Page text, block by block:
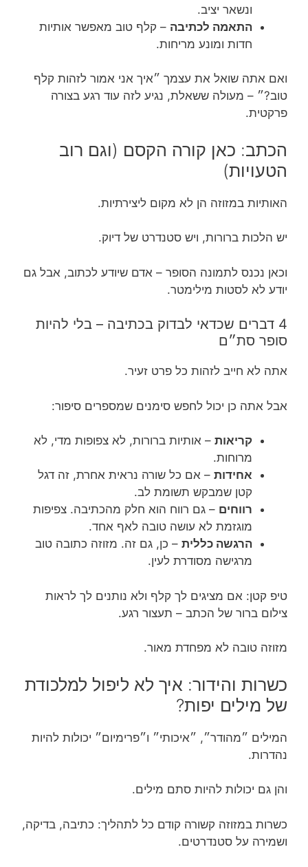
ונשאר יציב.
התאמה לכתיבה – קלף טוב מאפשר אותיות
חדות ומונע מריחות.
ואם אתה שואל את עצמך ״איך אני אמור לזהות קלף
טוב?״ – מעולה ששאלת, נגיע לזה עוד רגע בצורה
פרקטית.
הכתב: כאן קורה הקסם (וגם רוב
הטעויות)
האותיות במזוזה הן לא מקום ליצירתיות.
יש הלכות ברורות, ויש סטנדרט של דיוק.
וכאן נכנס לתמונה הסופר – אדם שיודע לכתוב, אבל גם
יודע לא לסטות מילימטר.
4 דברים שכדאי לבדוק בכתיבה – בלי להיות
סופר סת״ם
אתה לא חייב לזהות כל פרט זעיר.
אבל אתה כן יכול לחפש סימנים שמספרים סיפור:
קריאות – אותיות ברורות, לא צפופות מדי, לא
מרוחות.
אחידות – אם כל שורה נראית אחרת, זה דגל
קטן שמבקש תשומת לב.
רווחים – גם רווח הוא חלק מהכתיבה. צפיפות
מוגזמת לא עושה טובה לאף אחד.
הרגשה כללית – כן, גם זה. מזוזה כתובה טוב
מרגישה מסודרת לעין.
טיפ קטן: אם מציגים לך קלף ולא נותנים לך לראות
צילום ברור של הכתב – תעצור רגע.
מזוזה טובה לא מפחדת מאור.
כשרות והידור: איך לא ליפול למלכודת
של מילים יפות?
המילים ״מהודר״, ״איכותי״ ו״פרימיום״ יכולות להיות
נהדרות.
והן גם יכולות להיות סתם מילים.
כשרות במזוזה קשורה קודם כל לתהליך: כתיבה, בדיקה,
ושמירה על סטנדרטים.